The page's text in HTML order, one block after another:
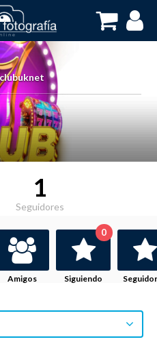
1
Seguidores
Amigos Siguiendo
0